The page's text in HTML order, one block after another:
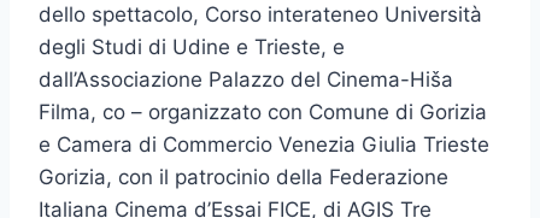
dello spettacolo, Corso interateneo Università
degli Studi di Udine e Trieste, e
dall’Associazione Palazzo del Cinema-Hiša
Filma, co – organizzato con Comune di Gorizia
e Camera di Commercio Venezia Giulia Trieste
Gorizia, con il patrocinio della Federazione
Italiana Cinema d’Essai FICE, di AGIS Tre